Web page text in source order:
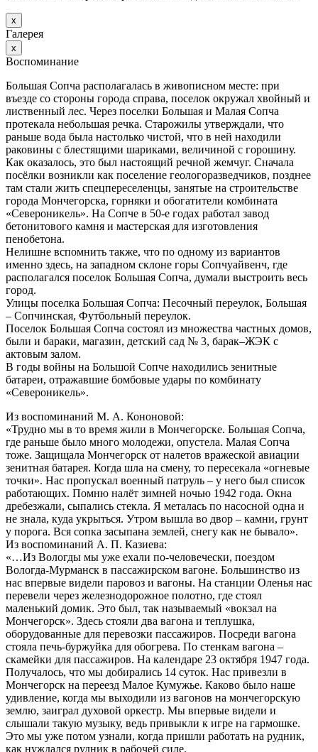
х
Галерея
х
Воспоминание
Большая Сопча располагалась в живописном месте: при
въезде со стороны города справа, поселок окружал хвойный и
лиственный лес. Через поселки Большая и Малая Сопча
протекала небольшая речка. Старожилы утверждали, что
раньше вода была настолько чистой, что в ней находили
раковины с блестящими шариками, величиной с горошину.
Как оказалось, это был настоящий речной жемчуг. Сначала
посёлки возникли как поселение геологоразведчиков, позднее
там стали жить спецпереселенцы, занятые на строительстве
города Мончегорска, горняки и обогатители комбината
«Североникель». На Сопче в 50-е годах работал завод
бетонитового камня и мастерская для изготовления
пенобетона.
Нелишне вспомнить также, что по одному из вариантов
именно здесь, на западном склоне горы Сопчуайвенч, где
располагался поселок Большая Сопча, думали выстроить весь
город.
Улицы поселка Большая Сопча: Песочный переулок, Большая
– Сопчинская, Футбольный переулок.
Поселок Большая Сопча состоял из множества частных домов,
были и бараки, магазин, детский сад № 3, барак–ЖЭК с
актовым залом.
В годы войны на Большой Сопче находились зенитные
батареи, отражавшие бомбовые удары по комбинату
«Североникель».
Из воспоминаний М. А. Кононовой:
«Трудно мы в то время жили в Мончегорске. Большая Сопча,
где раньше было много молодежи, опустела. Малая Сопча
тоже. Защищала Мончегорск от налетов вражеской авиации
зенитная батарея. Когда шла на смену, то пересекала «огневые
точки». Нас пропускал военный патруль – у него был список
работающих. Помню налёт зимней ночью 1942 года. Окна
дребезжали, сыпались стекла. Я металась по насосной одна и
не знала, куда укрыться. Утром вышла во двор – камни, грунт
у порога. Вся сопка засыпана землей, снегу как не бывало».
Из воспоминаний А. П. Казиева:
«…Из Вологды мы уже ехали по-человечески, поездом
Вологда-Мурманск в пассажирском вагоне. Большинство из
нас впервые видели паровоз и вагоны. На станции Оленья нас
перевели через железнодорожное полотно, где стоял
маленький домик. Это был, так называемый «вокзал на
Мончегорск». Здесь стояли два вагона и теплушка,
оборудованные для перевозки пассажиров. Посреди вагона
стояла печь-буржуйка для обогрева. По стенкам вагона –
скамейки для пассажиров. На календаре 23 октября 1947 года.
Получалось, что мы добирались 14 суток. Нас привезли в
Мончегорск на переезд Малое Кумужье. Каково было наше
удивление, когда мы выходили из вагонов на мончегорскую
землю, заиграл духовой оркестр. Мы впервые видели и
слышали такую музыку, ведь привыкли к игре на гармошке.
Это мы уже потом узнали, когда пришли работать на рудник,
как нуждался рудник в рабочей силе.